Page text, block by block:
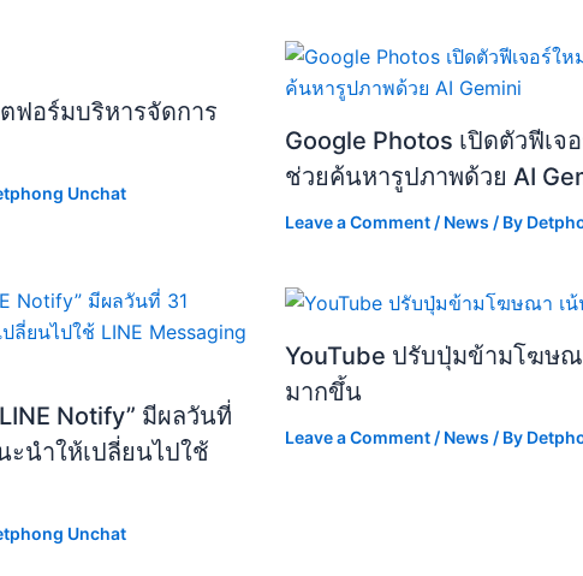
ฟอร์มบริหารจัดการ
Unchat
Google Photos เปิดตัวฟีเจ
ช่วยค้นหารูปภาพด้วย AI
Leave a Comment / News / By
Notify” มีผลวันที่
นำให้เปลี่ยนไปใช้
Unchat
YouTube ปรับปุ่มข้ามโฆษ
มากขึ้น
Leave a Comment / News / By